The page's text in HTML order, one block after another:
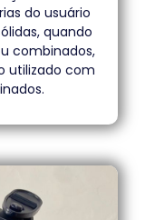
do usuário
quando
combinados,
utilizado com